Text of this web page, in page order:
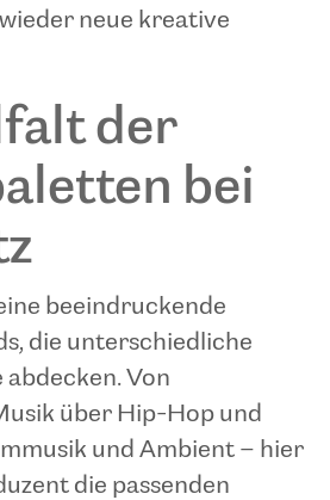
neue kreative
der
bei
beeindruckende
die unterschiedliche
abdecken. Von
über Hip-Hop und
und Ambient – hier
die passenden